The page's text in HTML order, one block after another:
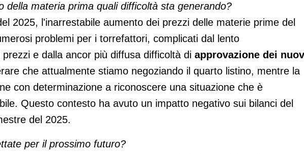
della materia prima quali difficoltà sta generando?
2025, l'inarrestabile aumento dei prezzi delle materie prime del
problemi per i torrefattori, complicati dal lento
e dalla ancor più diffusa difficoltà di approvazione dei
che attualmente stiamo negoziando il quarto listino, mentre la
con determinazione a riconoscere una situazione che è
Questo contesto ha avuto un impatto negativo sui bilanci del
del 2025.
per il prossimo futuro?